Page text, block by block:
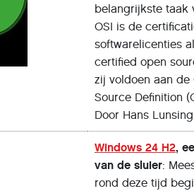
belangrijkste taak
OSI is de
softwarelicenties
certified open
zij voldoen aan de
Source Definition
Door Hans
Windows 24 H2,
van de sluier:
rond deze tijd